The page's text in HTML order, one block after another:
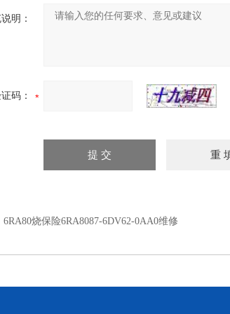
明：
码：
6RA80烧保险6RA8087-6DV62-0AA0维修